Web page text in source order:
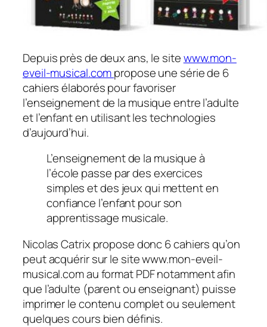
Depuis près de deux ans, le sitewww.mon-
eveil-musical.compropose une série de 6
cahiers élaborés pour favoriser
l’enseignement de la musique entre l’adulte
et l’enfant en utilisant les technologies
d’aujourd’hui.
L’enseignement de la musique à
l’école passe par des exercices
simples et des jeux qui mettent en
confiance l’enfant pour son
apprentissage musicale.
Nicolas Catrix propose donc 6 cahiers qu’on
peut acquérir sur le site www.mon-eveil-
musical.com au format PDF notamment afin
que l’adulte (parent ou enseignant) puisse
imprimer le contenu complet ou seulement
quelques cours bien définis.